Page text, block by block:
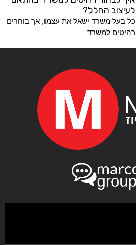
לעיצוב החלל?
כל בעל משרד ישאל את עצמו, אך בוחרים
רהיטים למשרד